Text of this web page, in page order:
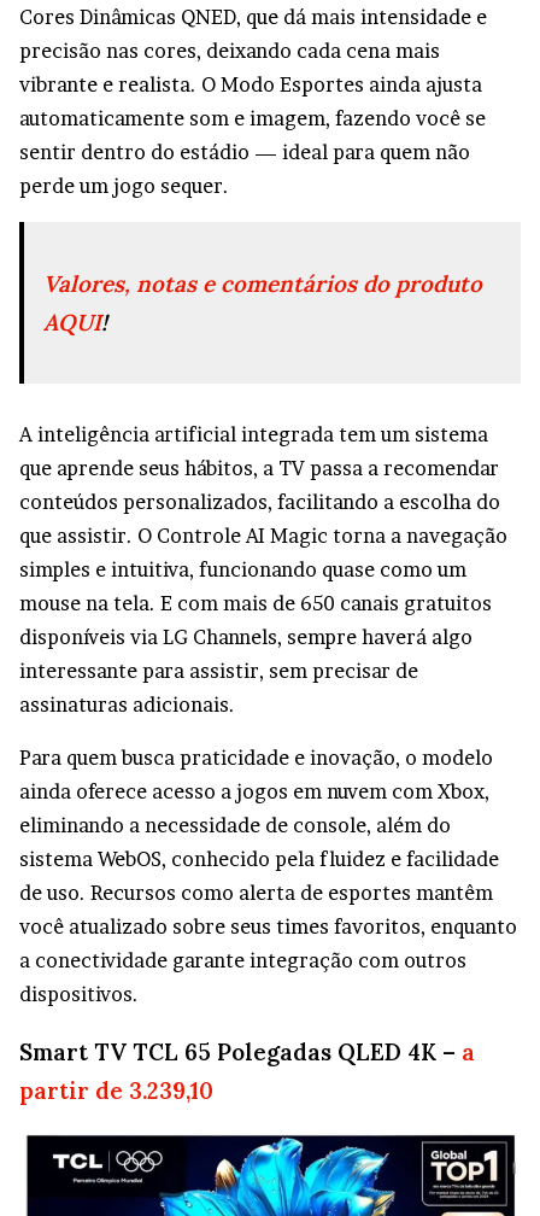
Cores Dinâmicas QNED, que dá mais intensidade e
precisão nas cores, deixando cada cena mais
vibrante e realista. O Modo Esportes ainda ajusta
automaticamente som e imagem, fazendo você se
sentir dentro do estádio — ideal para quem não
perde um jogo sequer.
Valores, notas e comentários do produto
AQUI!
A inteligência artificial integrada tem um sistema
que aprende seus hábitos, a TV passa a recomendar
conteúdos personalizados, facilitando a escolha do
que assistir. O Controle AI Magic torna a navegação
simples e intuitiva, funcionando quase como um
mouse na tela. E com mais de 650 canais gratuitos
disponíveis via LG Channels, sempre haverá algo
interessante para assistir, sem precisar de
assinaturas adicionais.
Para quem busca praticidade e inovação, o modelo
ainda oferece acesso a jogos em nuvem com Xbox,
eliminando a necessidade de console, além do
sistema WebOS, conhecido pela fluidez e facilidade
de uso. Recursos como alerta de esportes mantêm
você atualizado sobre seus times favoritos, enquanto
a conectividade garante integração com outros
dispositivos.
Smart TV TCL 65 Polegadas QLED 4K – a
partir de 3.239,10